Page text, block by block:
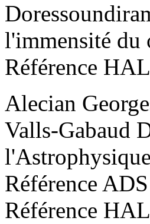
l'immensité du
Référence
Alecian
Valls-Gabaud
Référence
Référence